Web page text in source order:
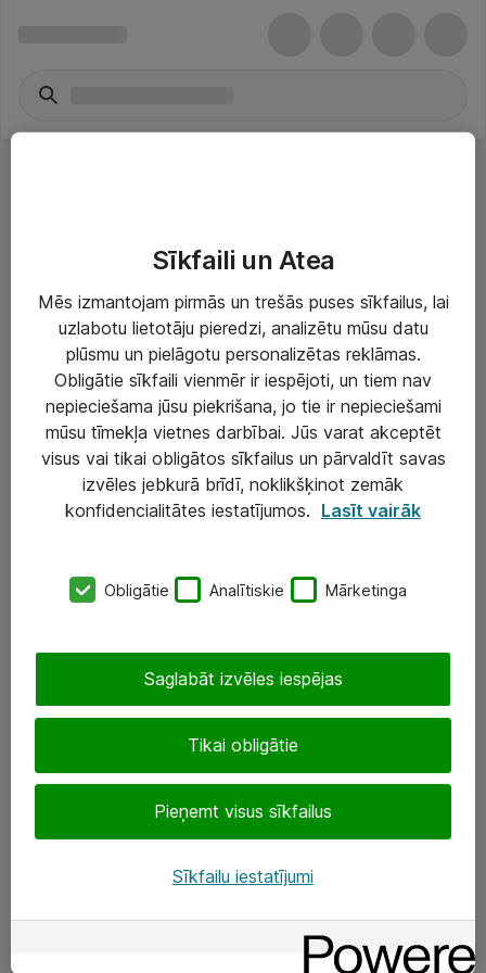
Risinājumi & Pakalpojumi
IT serviss un atbalsts
IT infrastruktūra
Darba vietu IT risinājumi
SIA „ATEA”
+(371) 67 81 90 50
eShop@atea.lv
Sekojiet mums
Sīkfaili un Atea
Mēs izmantojam pirmās un trešās puses sīkfailus, lai
uzlabotu lietotāju pieredzi, analizētu mūsu datu
plūsmu un pielāgotu personalizētas reklāmas.
Obligātie sīkfaili vienmēr ir iespējoti, un tiem nav
nepieciešama jūsu piekrišana, jo tie ir nepieciešami
mūsu tīmekļa vietnes darbībai. Jūs varat akceptēt
visus vai tikai obligātos sīkfailus un pārvaldīt savas
izvēles jebkurā brīdī, noklikšķinot zemāk
konfidencialitātes iestatījumos. Lasīt vairāk
Obligātie Analītiskie Mārketinga
Tikai obligātie
Pieņemt visus sīkfailus
Saglabāt izvēles iespējas
Sīkfailu iestatījumi